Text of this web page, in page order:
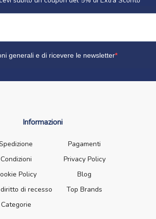
generali e di ricevere le newsletter
Informazioni
Pagamenti
Condizioni
Privacy Policy
Policy
Blog
di recesso
Top Brands
Categorie